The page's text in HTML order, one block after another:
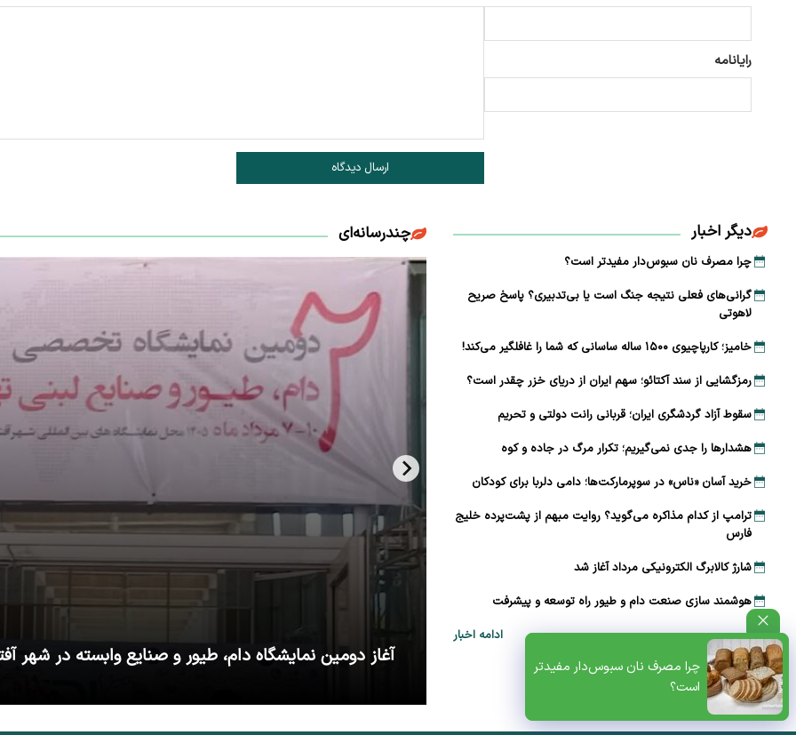
چرا مصرف نان سبوس‌دار مفیدتر
است؟
رایانامه
ارسال دیدگاه
دیگر اخبار
چرا مصرف نان سبوس‌دار مفیدتر است؟
گرانی‌های فعلی نتیجه جنگ است یا بی‌تدبیری؟ پاسخ صریح
لاهوتی
خامیز؛ کارپاچیوی ۱۵۰۰ ساله ساسانی که شما را غافلگیر می‌کند!
رمزگشایی از سند آکتائو؛ سهم ایران از دریای خزر چقدر است؟
سقوط آزاد گردشگری ایران؛ قربانی رانت دولتی و تحریم
هشدارها را جدی نمی‌گیریم؛ تکرار مرگ در جاده و کوه
خرید آسان «ناس» در سوپرمارکت‌ها؛ دامی دلربا برای کودکان
ترامپ از کدام مذاکره می‌گوید؟ روایت مبهم از پشت‌پرده خلیج
فارس
شارژ کالابرگ الکترونیکی مرداد آغاز شد
هوشمند سازی صنعت دام و طیور راه توسعه و پیشرفت
ادامه اخبار
چندرسانه‌ای
آغاز دومین نمایشگاه دام، طیور و صنایع وابسته در شهر